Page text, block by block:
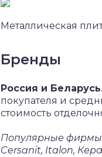
Металлическая
Бренды
Россия и
покупателя и
стоимость
Популярные
Cersanit, Italon,